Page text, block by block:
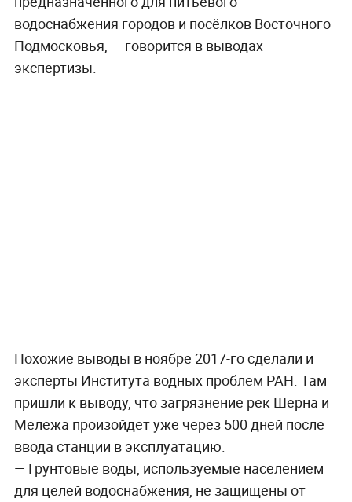
водоснабжения городов и посёлков Восточного
Подмосковья, — говорится в выводах
экспертизы.
Похожие выводы в ноябре 2017-го сделали и
эксперты Института водных проблем РАН. Там
пришли к выводу, что загрязнение рек Шерна и
Мелёжа произойдёт уже через 500 дней после
ввода станции в эксплуатацию.
— Грунтовые воды, используемые населением
для целей водоснабжения, не защищены от